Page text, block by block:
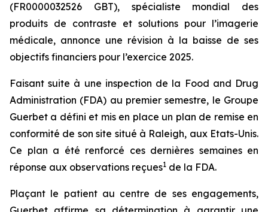
(FR0000032526 GBT), spécialiste mondial des
produits de contraste et solutions pour l’imagerie
médicale, annonce une révision à la baisse de ses
objectifs financiers pour l’exercice 2025.
Faisant suite à une inspection de la Food and Drug
Administration (FDA) au premier semestre, le Groupe
Guerbet a défini et mis en place un plan de remise en
conformité de son site situé à Raleigh, aux Etats-Unis.
Ce plan a été renforcé ces dernières semaines en
réponse aux observations reçues1 de la FDA.
Plaçant le patient au centre de ses engagements,